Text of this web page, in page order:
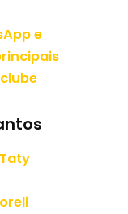
e
Taty